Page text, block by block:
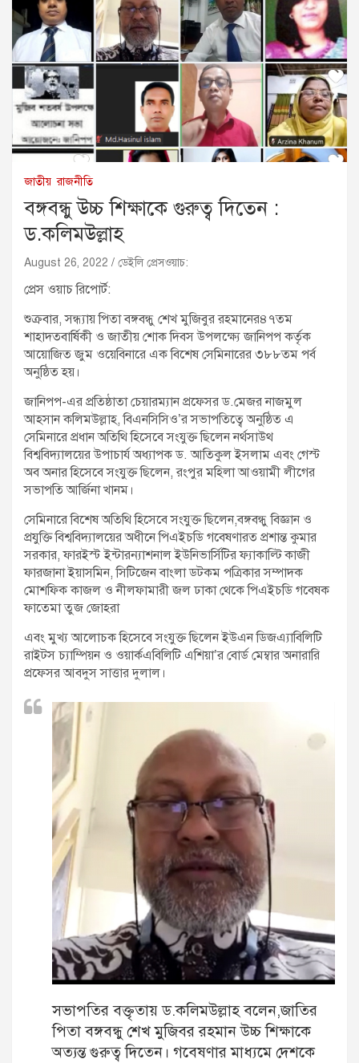
জাতীয় রাজনীতি
বঙ্গবন্ধু উচ্চ শিক্ষাকে গুরুত্ব দিতেন :
ড.কলিমউল্লাহ
August 26, 2022 ডেইলি প্রেসওয়াচ:
প্রেস ওয়াচ রিপোর্ট:
শুক্রবার, সন্ধ্যায় পিতা বঙ্গবন্ধু শেখ মুজিবুর রহমানের৪৭তম
শাহাদতবার্ষিকী ও জাতীয় শোক দিবস উপলক্ষ্যে জানিপপ কর্তৃক
আয়োজিত জুম ওয়েবিনারে এক বিশেষ সেমিনারের ৩৮৮তম পর্ব
অনুষ্ঠিত হয়।
জানিপপ-এর প্রতিষ্ঠাতা চেয়ারম্যান প্রফেসর ড.মেজর নাজমুল
আহসান কলিমউল্লাহ, বিএনসিসিও’র সভাপতিত্বে অনুষ্ঠিত এ
সেমিনারে প্রধান অতিথি হিসেবে সংযুক্ত ছিলেন নর্থসাউথ
বিশ্ববিদ্যালয়ের উপাচার্য অধ্যাপক ড. আতিকুল ইসলাম এবং গেস্ট
অব অনার হিসেবে সংযুক্ত ছিলেন, রংপুর মহিলা আওয়ামী লীগের
সভাপতি আর্জিনা খানম।
সেমিনারে বিশেষ অতিথি হিসেবে সংযুক্ত ছিলেন,বঙ্গবন্ধু বিজ্ঞান ও
প্রযুক্তি বিশ্ববিদ্যালয়ের অধীনে পিএইচডি গবেষণারত প্রশান্ত কুমার
সরকার, ফারইস্ট ইন্টারন্যাশনাল ইউনিভার্সিটির ফ্যাকাল্টি কাজী
ফারজানা ইয়াসমিন, সিটিজেন বাংলা ডটকম পত্রিকার সম্পাদক
মোশফিক কাজল ও নীলফামারী জল ঢাকা থেকে পিএইচডি গবেষক
ফাতেমা তুজ জোহরা
এবং মুখ্য আলোচক হিসেবে সংযুক্ত ছিলেন ইউএন ডিজএ্যাবিলিটি
রাইটস চ্যাম্পিয়ন ও ওয়ার্কএবিলিটি এশিয়া’র বোর্ড মেম্বার অনারারি
প্রফেসর আবদুস সাত্তার দুলাল।
সভাপতির বক্তৃতায় ড.কলিমউল্লাহ বলেন,জাতির
পিতা বঙ্গবন্ধু শেখ মুজিবর রহমান উচ্চ শিক্ষাকে
অত্যন্ত গুরুত্ব দিতেন। গবেষণার মাধ্যমে দেশকে